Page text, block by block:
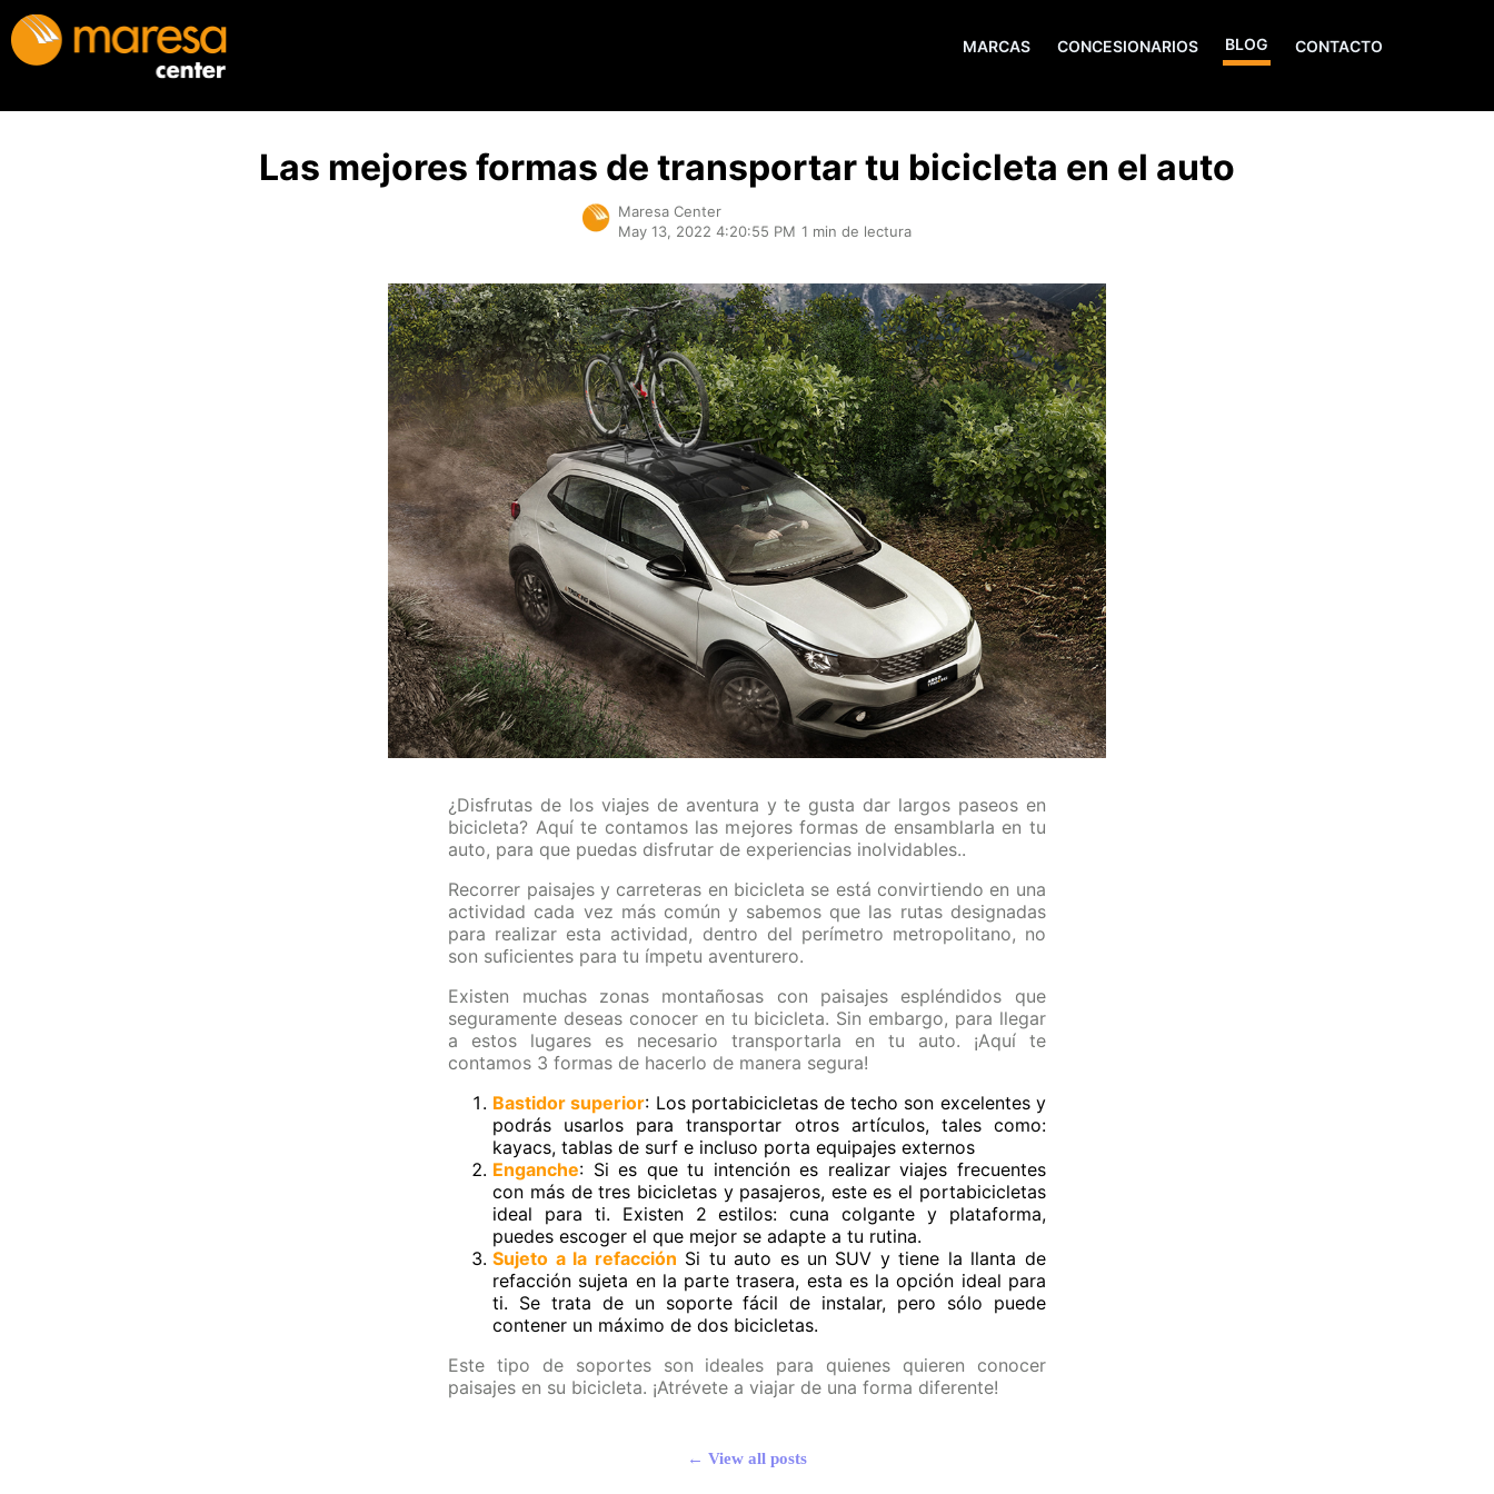
MARCAS CONCESIONARIOS BLOG CONTACTO
Las mejores formas de transportar tu bicicleta en el auto
Maresa Center
May 13, 2022 4:20:55 PM 1 min de lectura
¿Disfrutas de los viajes de aventura y te gusta dar largos paseos en
bicicleta? Aquí te contamos las mejores formas de ensamblarla en tu
auto, para que puedas disfrutar de experiencias inolvidables..
Recorrer paisajes y carreteras en bicicleta se está convirtiendo en una
actividad cada vez más común y sabemos que las rutas designadas
para realizar esta actividad, dentro del perímetro metropolitano, no
son suficientes para tu ímpetu aventurero.
Existen muchas zonas montañosas con paisajes espléndidos que
seguramente deseas conocer en tu bicicleta. Sin embargo, para llegar
a estos lugares es necesario transportarla en tu auto. ¡Aquí te
contamos 3 formas de hacerlo de manera segura!
Bastidor superior: Los portabicicletas de techo son excelentes y
podrás usarlos para transportar otros artículos, tales como:
kayacs, tablas de surf e incluso porta equipajes externos
Enganche: Si es que tu intención es realizar viajes frecuentes
con más de tres bicicletas y pasajeros, este es el portabicicletas
ideal para ti. Existen 2 estilos: cuna colgante y plataforma,
puedes escoger el que mejor se adapte a tu rutina.
Sujeto a la refacción Si tu auto es un SUV y tiene la llanta de
refacción sujeta en la parte trasera, esta es la opción ideal para
ti. Se trata de un soporte fácil de instalar, pero sólo puede
contener un máximo de dos bicicletas.
Este tipo de soportes son ideales para quienes quieren conocer
paisajes en su bicicleta. ¡Atrévete a viajar de una forma diferente!
← View all posts